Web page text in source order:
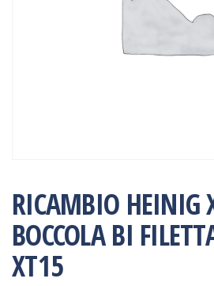
RICAMBIO HEINIG
BOCCOLA BI
XT15